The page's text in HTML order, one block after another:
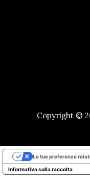
Copyright ©
Informativa sulla raccolta
Le tue preferenze